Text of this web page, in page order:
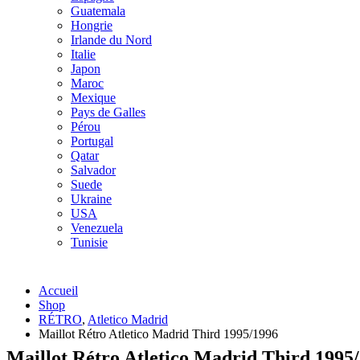
Guatemala
Hongrie
Irlande du Nord
Italie
Japon
Maroc
Mexique
Pays de Galles
Pérou
Portugal
Qatar
Salvador
Suede
Ukraine
USA
Venezuela
Tunisie
Accueil
Shop
RÉTRO, Atletico Madrid
Maillot Rétro Atletico Madrid Third 1995/1996